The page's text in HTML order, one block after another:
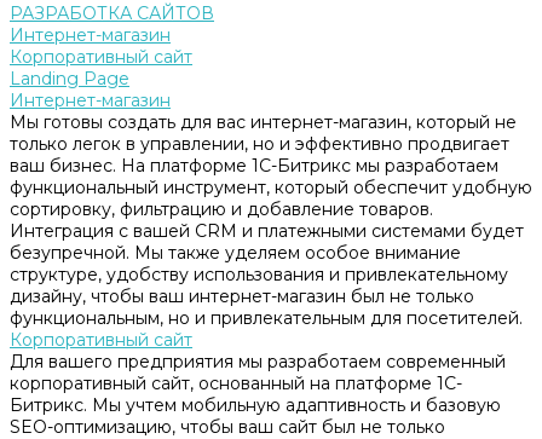
РАЗРАБОТКА САЙТОВ
Интернет-магазин
Корпоративный сайт
Landing Page
Интернет-магазин
Мы готовы создать для вас интернет-магазин, который не
только легок в управлении, но и эффективно продвигает
ваш бизнес. На платформе 1С-Битрикс мы разработаем
функциональный инструмент, который обеспечит удобную
сортировку, фильтрацию и добавление товаров.
Интеграция с вашей CRM и платежными системами будет
безупречной. Мы также уделяем особое внимание
структуре, удобству использования и привлекательному
дизайну, чтобы ваш интернет-магазин был не только
функциональным, но и привлекательным для посетителей.
Корпоративный сайт
Для вашего предприятия мы разработаем современный
корпоративный сайт, основанный на платформе 1С-
Битрикс. Мы учтем мобильную адаптивность и базовую
SEO-оптимизацию, чтобы ваш сайт был не только